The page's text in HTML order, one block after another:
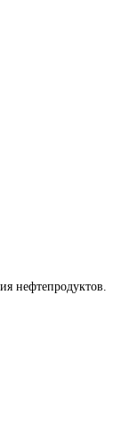
нефтепродуктов.